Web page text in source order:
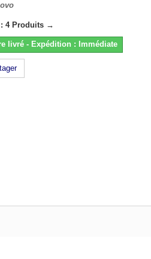
4 Produits →
livré - Expédition : Immédiate